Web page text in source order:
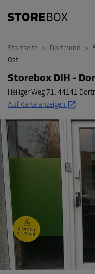
Startseite > Dortmund >
Ost
Storebox DIH -
Heiliger Weg 71, 44141
Auf Karte anzeigen